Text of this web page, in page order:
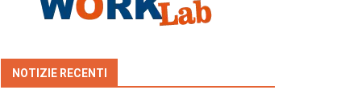
NOTIZIE RECENTI